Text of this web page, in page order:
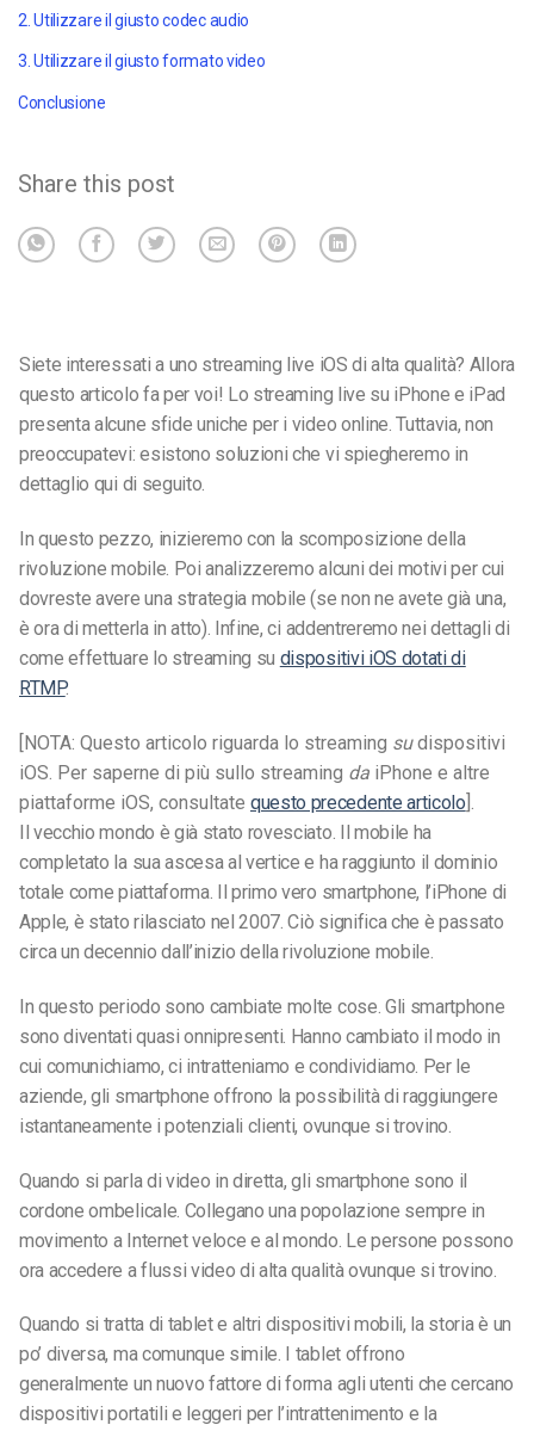
2. Utilizzare il giusto codec audio
3. Utilizzare il giusto formato video
Conclusione
Share this post
Siete interessati a uno streaming live iOS di alta qualità? Allora
questo articolo fa per voi! Lo streaming live su iPhone e iPad
presenta alcune sfide uniche per i video online. Tuttavia, non
preoccupatevi: esistono soluzioni che vi spiegheremo in
dettaglio qui di seguito.
In questo pezzo, inizieremo con la scomposizione della
rivoluzione mobile. Poi analizzeremo alcuni dei motivi per cui
dovreste avere una strategia mobile (se non ne avete già una,
è ora di metterla in atto). Infine, ci addentreremo nei dettagli di
come effettuare lo streaming su dispositivi iOS dotati di
RTMP.
[NOTA: Questo articolo riguarda lo streaming sudispositivi
iOS. Per saperne di più sullo streaming da iPhone e altre
piattaforme iOS, consultate questo precedente articolo ].
Il vecchio mondo è già stato rovesciato. Il mobile ha
completato la sua ascesa al vertice e ha raggiunto il dominio
totale come piattaforma. Il primo vero smartphone, l’iPhone di
Apple, è stato rilasciato nel 2007. Ciò significa che è passato
circa un decennio dall’inizio della rivoluzione mobile.
In questo periodo sono cambiate molte cose. Gli smartphone
sono diventati quasi onnipresenti. Hanno cambiato il modo in
cui comunichiamo, ci intratteniamo e condividiamo. Per le
aziende, gli smartphone offrono la possibilità di raggiungere
istantaneamente i potenziali clienti, ovunque si trovino.
Quando si parla di video in diretta, gli smartphone sono il
cordone ombelicale. Collegano una popolazione sempre in
movimento a Internet veloce e al mondo. Le persone possono
ora accedere a flussi video di alta qualità ovunque si trovino.
Quando si tratta di tablet e altri dispositivi mobili, la storia è un
po’ diversa, ma comunque simile. I tablet offrono
generalmente un nuovo fattore di forma agli utenti che cercano
dispositivi portatili e leggeri per l’intrattenimento e la